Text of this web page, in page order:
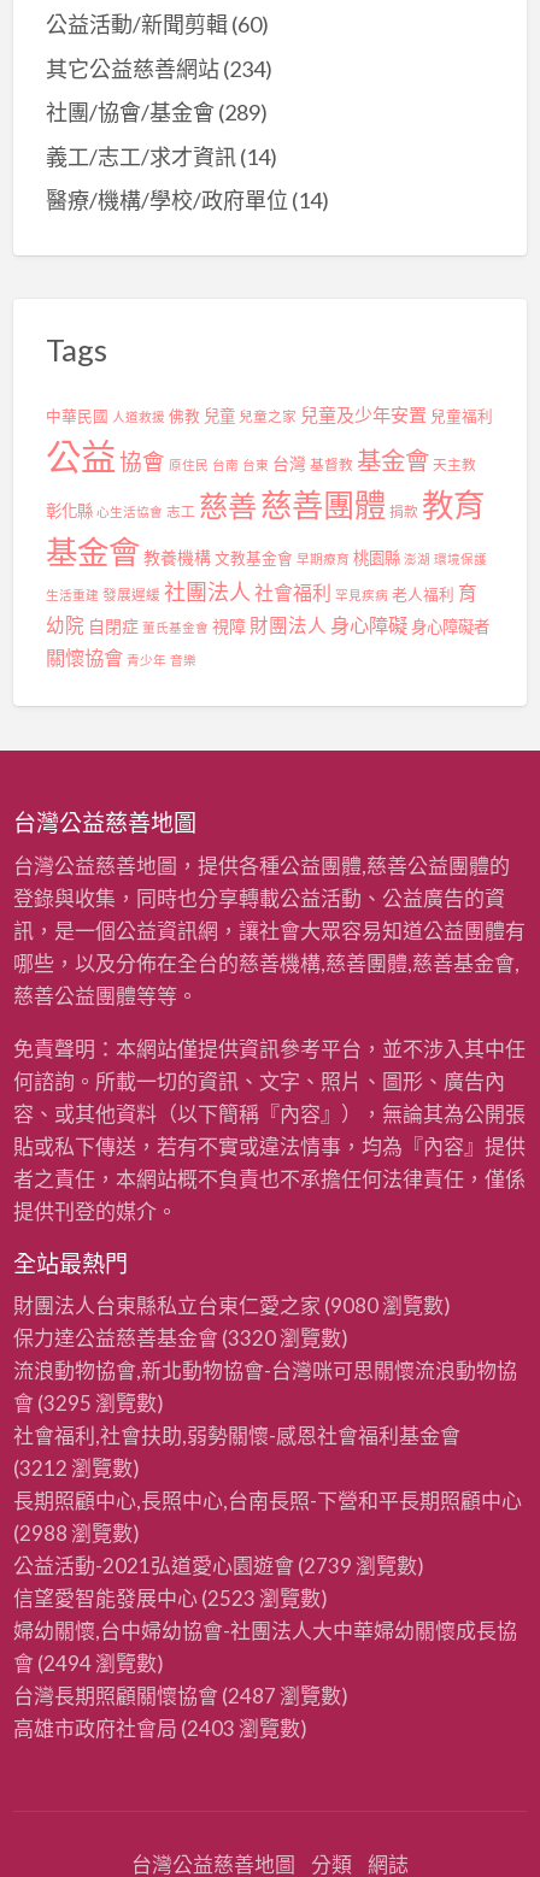
公益活動/新聞剪輯(60)
其它公益慈善網站(234)
社團/協會/基金會 (289)
義工/志工/求才資訊(14)
醫療/機構/學校/政府單位 (14)
Tags
中華民國 人道救援 佛教 兒童 兒童之家 兒童及少年安置 兒童福利
公益協會 原住民 台南 台東 台灣 基督教 基金會 天主教
彰化縣 心生活協會 志工 慈善慈善團體 捐款 教育
基金會教養機構 文教基金會 早期療育 桃園縣 澎湖 環境保護
生活重建 發展遲緩 社團法人 社會福利 罕見疾病 老人福利 育
幼院 自閉症 董氏基金會 視障 財團法人 身心障礙 身心障礙者
關懷協會 青少年 音樂
台灣公益慈善地圖
台灣公益慈善地圖，提供各種公益團體,慈善公益團體的
登錄與收集，同時也分享轉載公益活動、公益廣告的資
訊，是一個公益資訊網，讓社會大眾容易知道公益團體有
哪些，以及分佈在全台的慈善機構,慈善團體,慈善基金會,
慈善公益團體等等。
免責聲明：本網站僅提供資訊參考平台，並不涉入其中任
何諮詢。所載一切的資訊、文字、照片、圖形、廣告內
容、或其他資料（以下簡稱『內容』），無論其為公開張
貼或私下傳送，若有不實或違法情事，均為『內容』提供
者之責任，本網站概不負責也不承擔任何法律責任，僅係
提供刊登的媒介。
全站最熱門
財團法人台東縣私立台東仁愛之家 (9080 瀏覽數)
保力達公益慈善基金會 (3320 瀏覽數)
流浪動物協會,新北動物協會-台灣咪可思關懷流浪動物協
會 (3295 瀏覽數)
社會福利,社會扶助,弱勢關懷-感恩社會福利基金會
(3212 瀏覽數)
長期照顧中心,長照中心,台南長照-下營和平長期照顧中心
(2988 瀏覽數)
公益活動-2021弘道愛心園遊會 (2739 瀏覽數)
信望愛智能發展中心(2523 瀏覽數)
婦幼關懷,台中婦幼協會-社團法人大中華婦幼關懷成長協
會 (2494 瀏覽數)
台灣長期照顧關懷協會 (2487 瀏覽數)
高雄市政府社會局 (2403 瀏覽數)
台灣公益慈善地圖 分類 網誌